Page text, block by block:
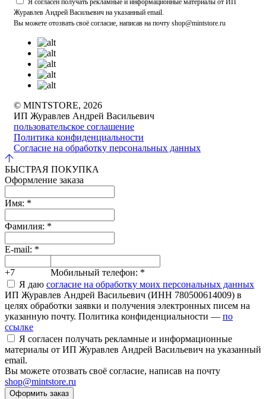
Я согласен получать рекламные и информационные материалы от ИП
Журавлев Андрей Васильевич на указанный email.
Вы можете отозвать своё согласие, написав на почту shop@mintstore.ru
© MINTSTORE, 2026
ИП Журавлев Андрей Васильевич
пользовательское соглашение
Политика конфиденциальности
Согласие на обработку персональных данных
БЫСТРАЯ ПОКУПКА
Оформление заказа
Имя: *
Фамилия: *
E-mail: *
+7 Мобильный телефон: *
Я даю согласие на обработку моих персональных данных
ИП Журавлев Андрей Васильевич (ИНН 780500614009) в
целях обработки заявки и получения электронных писем на
указанную почту. Политика конфиденциальности — по
ссылке
Я согласен получать рекламные и информационные
материалы от ИП Журавлев Андрей Васильевич на указанный
email.
Вы можете отозвать своё согласие, написав на почту
shop@mintstore.ru
Оформить заказ